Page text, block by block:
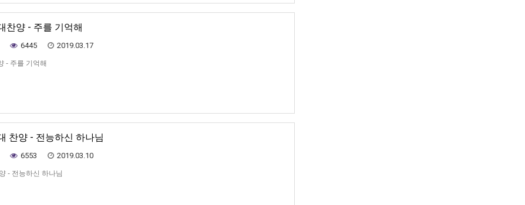
찬양 - 주를 기억해
6445 2019.03.17
- 주를 기억해
찬양 - 전능하신 하나님
6553 2019.03.10
- 전능하신 하나님